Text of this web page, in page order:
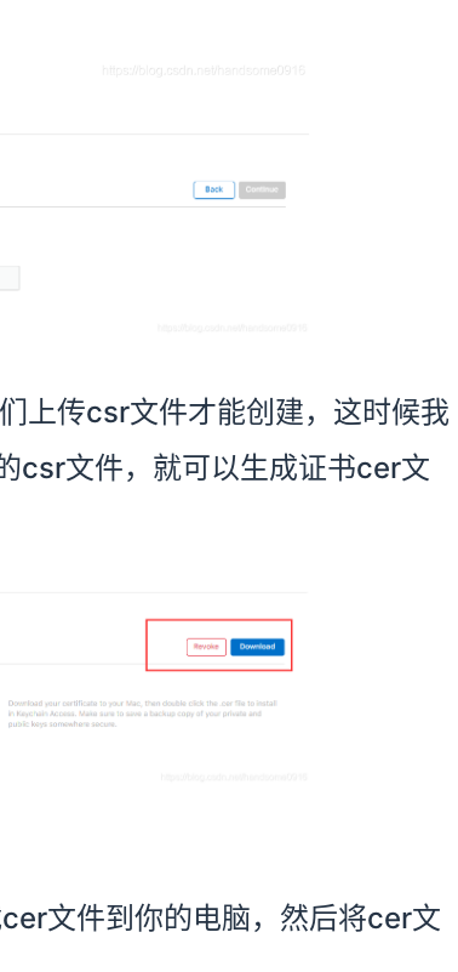
上传csr文件才能创建，这时候我
csr文件，就可以生成证书cer文
文件到你的电脑，然后将cer文